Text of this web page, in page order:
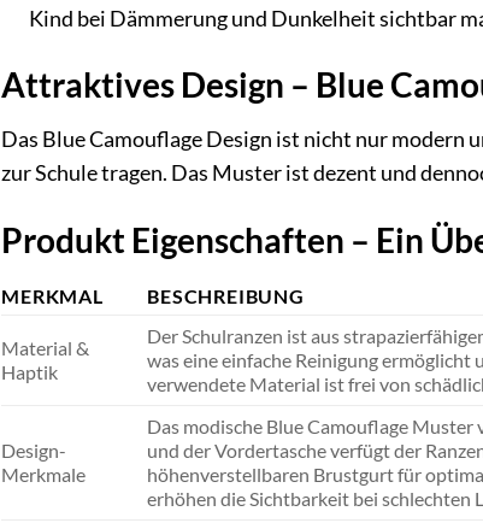
Kind bei Dämmerung und Dunkelheit sichtbar
Attraktives Design – Blue
Das Blue Camouflage Design ist nicht nur modern
zur Schule tragen. Das Muster ist dezent und
Produkt Eigenschaften – Ein
MERKMAL BESCHREIBUNG
Material &
Haptik
Der Schulranzen ist aus
was eine einfache Reinigung ermöglicht
verwendete Material ist frei von
Design-
Merkmale
Das modische Blue Camouflage
und der Vordertasche verfügt der
höhenverstellbaren Brustgurt für
erhöhen die Sichtbarkeit bei schlechten